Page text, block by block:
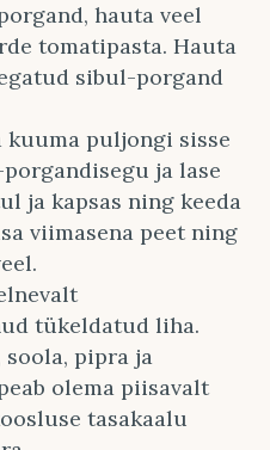
hauta veel
tomatipasta. Hauta
sibul-porgand
puljongi sisse
ja lase
ja kapsas ning keeda
viimasena peet ning
tükeldatud liha.
pipra ja
olema piisavalt
tasakaalu